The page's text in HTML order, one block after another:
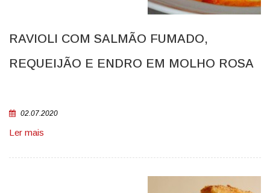
RAVIOLI COM SALMÃO FUMADO,
REQUEIJÃO E ENDRO EM MOLHO ROSA
02.07.2020
Ler mais